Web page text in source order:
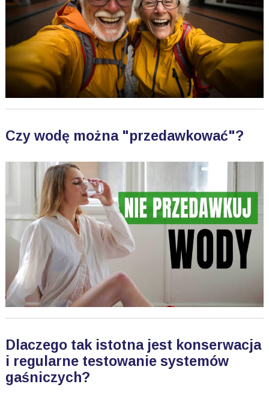
Czy wodę można "przedawkować"?
Dlaczego tak istotna jest konserwacja
i regularne testowanie systemów
gaśniczych?